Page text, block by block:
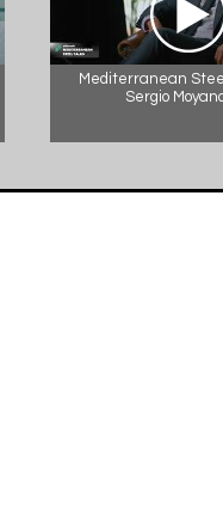
Mediterranean
Sergio